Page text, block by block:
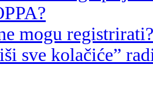
mogu registrirati?
sve kolačiće”